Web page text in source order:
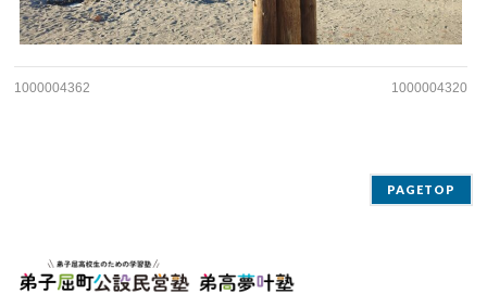
1000004362 1000004320
PAGETOP